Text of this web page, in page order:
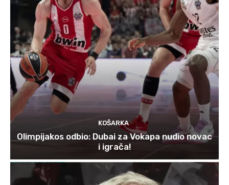
KOŠARKA
Olimpijakos odbio: Dubai za Vokapa nudio novac
i igrača!